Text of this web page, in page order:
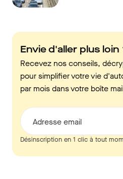
Envie d'aller plus loin
Recevez nos conseils,
pour simplifier votre vie
par mois dans votre boîte
Adresse email
Désinscription en 1 clic à tout